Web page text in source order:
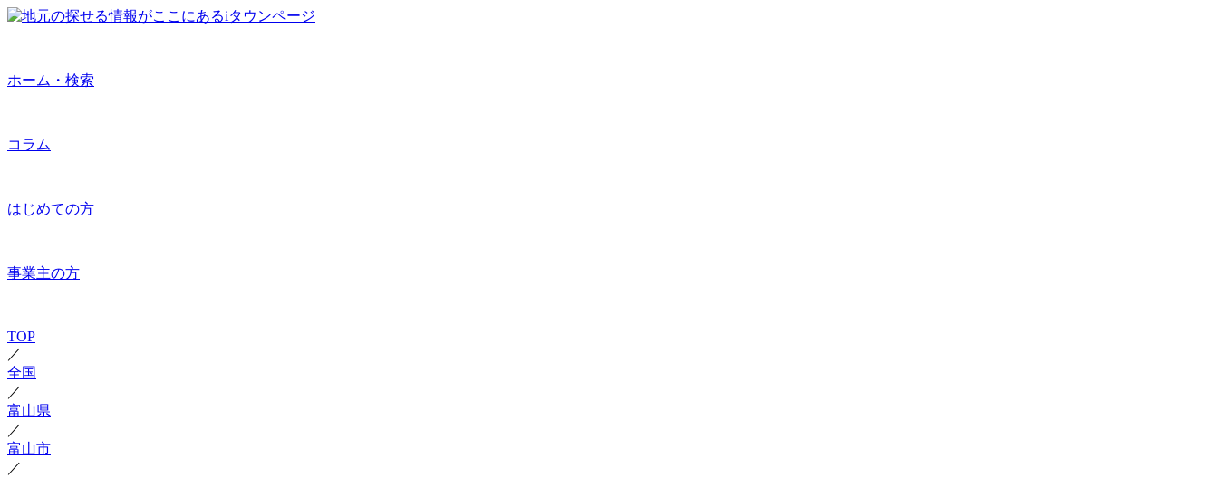
ホーム・検索
コラム
はじめての方
事業主の方
TOP
／
全国
／
富山県
／
富山市
／